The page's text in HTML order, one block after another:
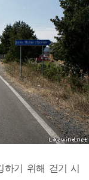
하기 위해 걷기 시